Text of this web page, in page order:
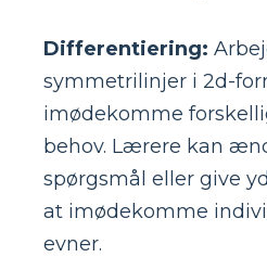
Differentiering:
symmetrilinjer i 2d-
imødekomme
behov. Lærere kan
spørgsmål eller give
at imødekomme
evner.